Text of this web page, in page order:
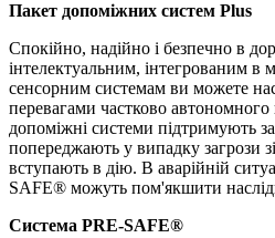
Пакет допоміжних систем Plus
Спокійно, надійно і безпечно в
інтелектуальним, інтегрованим в
сенсорним системам ви можете
перевагами частково автономного
допоміжні системи підтримують
попереджають у випадку загрози
вступають в дію. В аварійній
SAFE® можуть пом'якшити
Система PRE-SAFE®